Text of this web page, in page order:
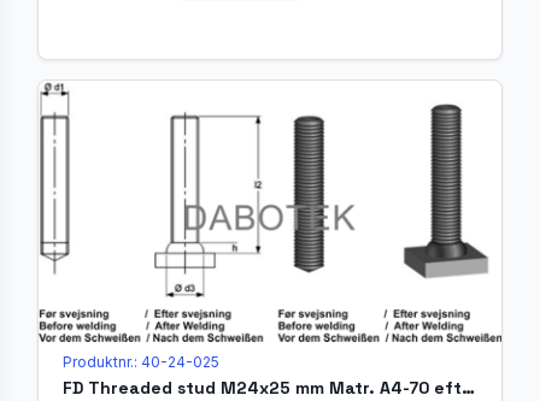
Produktnr.: 40-24-025
FD Threaded stud M24x25 mm Matr. A4-70 efter EN ISO 13918